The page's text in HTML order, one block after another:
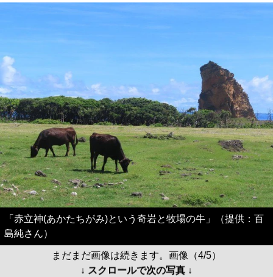
「赤立神(あかたちがみ)という奇岩と牧場の牛」（提供：百
島純さん）
まだまだ画像は続きます。画像（4/5）
↓ スクロールで次の写真 ↓